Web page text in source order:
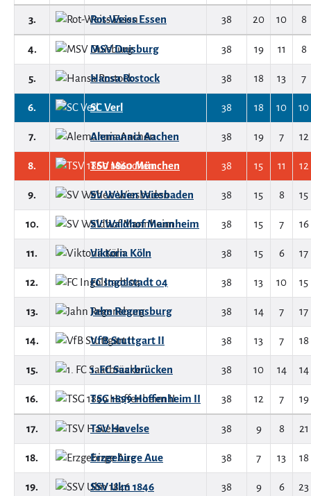
3. Rot-Weiss Essen 38 20 10 8
4. MSV Duisburg 38 19 11 8
5. Hansa Rostock 38 18 13 7
6. SC Verl 38 18 10 10
7. Alemannia Aachen 38 19 7 12
8. TSV 1860 München 38 15 11 12
9. SV Wehen Wiesbaden 38 15 8 15
10. SV Waldhof Mannheim 38 15 7 16
11. Viktoria Köln 38 15 6 17
12. FC Ingolstadt 04 38 13 10 15
13. Jahn Regensburg 38 14 7 17
14. VfB Stuttgart II 38 13 7 18
15. 1. FC Saarbrücken 38 10 14 14
16. TSG 1899 Hoffenheim II 38 12 7 19
17. TSV Havelse 38 9 8 21
18. Erzgebirge Aue 38 7 13 18
19. SSV Ulm 1846 38 9 6 23